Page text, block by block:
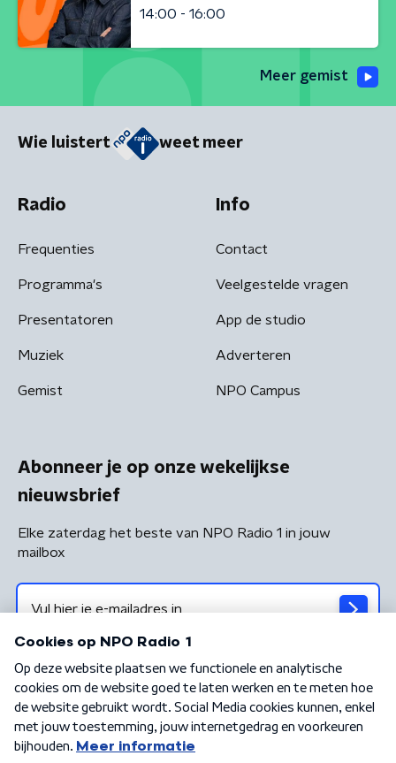
14:00 - 16:00
Meer gemist
Wie luistert weet meer
Radio
Frequenties
Programma's
Presentatoren
Muziek
Gemist
Info
Contact
Veelgestelde vragen
App de studio
Adverteren
NPO Campus
Abonneer je op onze wekelijkse
nieuwsbrief
Elke zaterdag het beste van NPO Radio 1 in jouw
mailbox
Algemene voorwaarden